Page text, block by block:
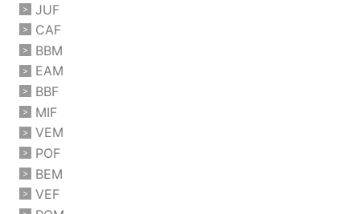
JUF
CAF
BBM
EAM
BBF
MIF
VEM
POF
BEM
VEF